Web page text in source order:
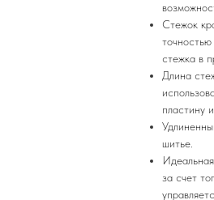
Стежок
стежка в
Длина
пластину
шитье.
за счет